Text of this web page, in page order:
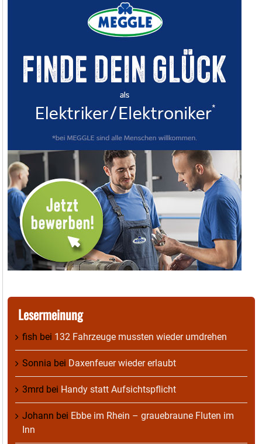
Lesermeinung
fish bei 132 Fahrzeuge mussten wieder umdrehen
Sonnia bei Daxenfeuer wieder erlaubt
3mrd bei Handy statt Aufsichtspflicht
Johann bei Ebbe im Rhein – grauebraune Fluten im
Inn